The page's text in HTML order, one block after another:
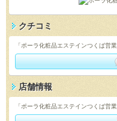
クチコミ
「ポーラ化粧品エステインつくば営
店舗情報
「ポーラ化粧品エステインつくば営